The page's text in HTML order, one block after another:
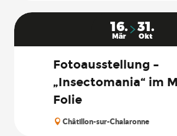
16.
Mär
31.
Okt
Fotoausstellung –
„Insectomania“ im
Folie
Châtillon-sur-Chalaronne